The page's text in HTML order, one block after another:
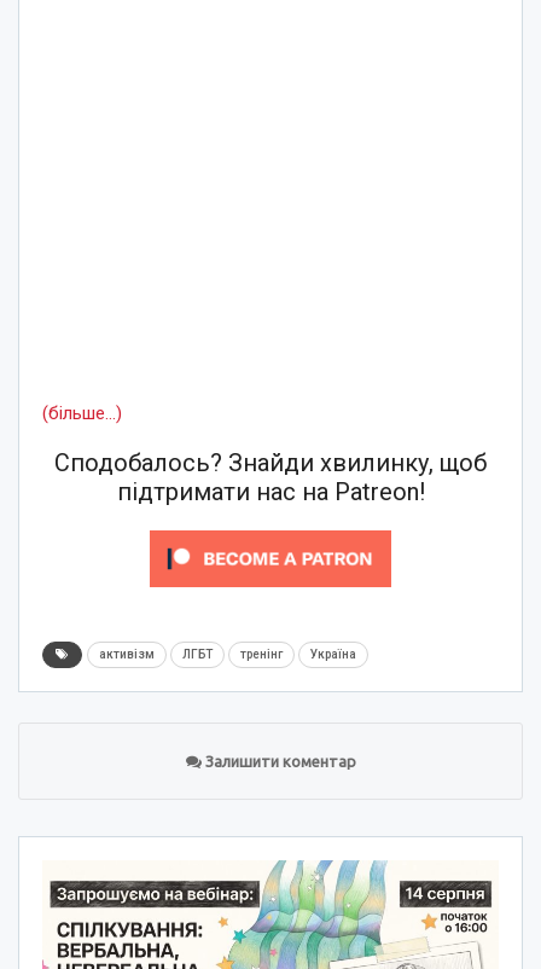
(більше…)
Сподобалось? Знайди хвилинку, щоб
підтримати нас на Patreon!
активізм ЛГБТ тренінг Україна
Залишити коментар